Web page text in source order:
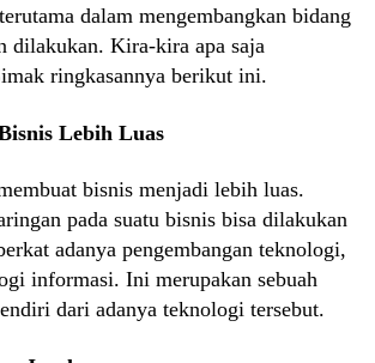
dalam mengembangkan bidang
dilakukan. Kira-kira apa saja
ringkasannya berikut ini.
Lebih Luas
bisnis menjadi lebih luas.
pada suatu bisnis bisa dilakukan
adanya pengembangan teknologi,
informasi. Ini merupakan sebuah
dari adanya teknologi tersebut.